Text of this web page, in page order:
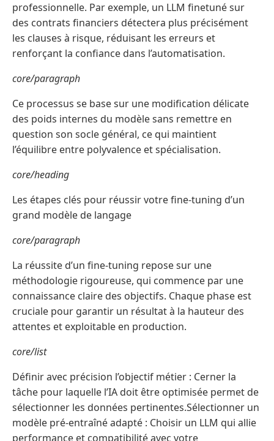
professionnelle. Par exemple, un LLM finetuné sur
des contrats financiers détectera plus précisément
les clauses à risque, réduisant les erreurs et
renforçant la confiance dans l’automatisation.
core/paragraph
Ce processus se base sur une modification délicate
des poids internes du modèle sans remettre en
question son socle général, ce qui maintient
l’équilibre entre polyvalence et spécialisation.
core/heading
Les étapes clés pour réussir votre fine-tuning d’un
grand modèle de langage
core/paragraph
La réussite d’un fine-tuning repose sur une
méthodologie rigoureuse, qui commence par une
connaissance claire des objectifs. Chaque phase est
cruciale pour garantir un résultat à la hauteur des
attentes et exploitable en production.
core/list
Définir avec précision l’objectif métier : Cerner la
tâche pour laquelle l’IA doit être optimisée permet de
sélectionner les données pertinentes.Sélectionner un
modèle pré-entraîné adapté : Choisir un LLM qui allie
performance et compatibilité avec votre